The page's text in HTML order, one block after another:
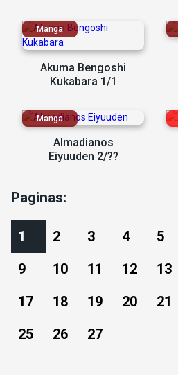
Akuma Bengoshi
Kukabara 1/1
Almadianos
Eiyuuden 2/??
Paginas:
1 2 3 4 5
9
10 11 12 13
17
18 19 20 21
25
26 27